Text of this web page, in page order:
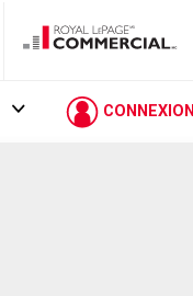
CONNEXION